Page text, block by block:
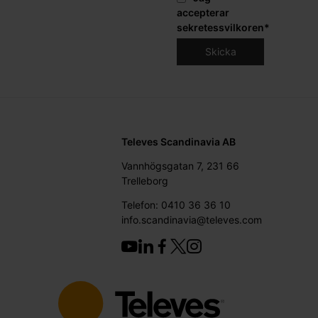
accepterar
sekretessvilkoren*
Televes Scandinavia AB
Vannhögsgatan 7, 231 66
Trelleborg
Telefon: 0410 36 36 10
info.scandinavia@televes.com